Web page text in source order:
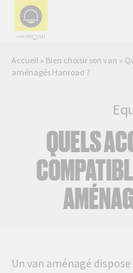
Accueil » Bien choisir son van »
aménagés Hanroad ?
QUELS
Un van aménagé